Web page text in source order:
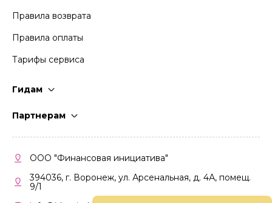
Правила возврата
Правила оплаты
Тарифы сервиса
Гидам
Партнерам
Кабинет партнера
Правила участия
ООО "Финансовая инициатива"
394036, г. Воронеж, ул. Арсенальная, д. 4А, помещ.
9/1